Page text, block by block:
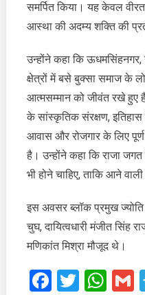
समर्पित किया। यह केवल
आस्था की अदम्य शक्ति की
उन्होंने कहा कि ऊधमसिंहनगर,
क्षेत्रों में बसे बुक्सा समाज के
आत्मसम्मान को जीवंत रखे हुए
के सांस्कृतिक संरक्षण, इतिहास
आवास और रोजगार के लिए पूर्ण
है। उन्होंने कहा कि राजा जगत
भी होने चाहिए, ताकि आने
इस अवसर ब्लॉक प्रमुख ज्योति
चुघ, दायित्वधारी मंजीत सिंह
मणिकांत मिश्रा मौजूद थे।
Facebook